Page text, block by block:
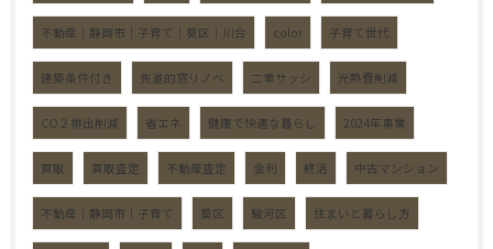
不動産｜静岡市｜子育て｜葵区｜川合 color 子育て世代
建築条件付き 先進的窓リノベ 二重サッシ 光熱費削減
CO２排出削減 省エネ 健康で快適な暮らし 2024年事業
買取 買取査定 不動産査定 金利 終活 中古マンション
不動産｜静岡市｜子育て 葵区 駿河区 住まいと暮らし方